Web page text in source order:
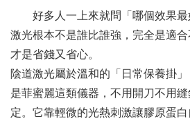
好多人一上來就問「哪個效果
激光根本不是誰比誰強，完全是適
才是省錢又省心。
陰道激光屬於溫和的「日常保養掛
是菲蜜麗這類儀器，不用開刀不用
定。它靠輕微的光熱刺激讓膠原蛋